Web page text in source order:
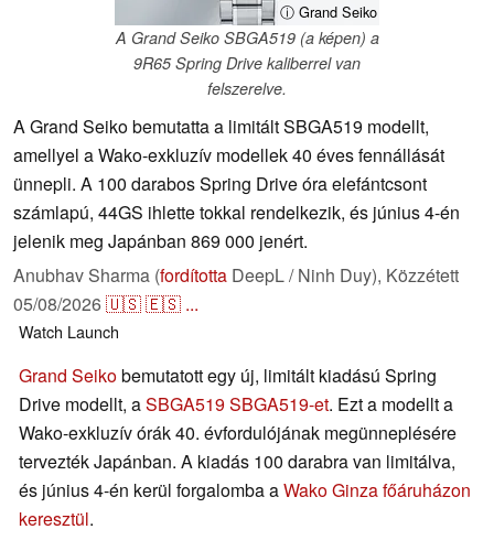
ⓘ Grand Seiko
A Grand Seiko SBGA519 (a képen) a
9R65 Spring Drive kaliberrel van
felszerelve.
A Grand Seiko bemutatta a limitált SBGA519 modellt,
amellyel a Wako-exkluzív modellek 40 éves fennállását
ünnepli. A 100 darabos Spring Drive óra elefántcsont
számlapú, 44GS ihlette tokkal rendelkezik, és június 4-én
jelenik meg Japánban 869 000 jenért.
Anubhav Sharma (fordította DeepL / Ninh Duy), Közzétett
05/08/2026🇺🇸🇪🇸 ...
Watch Launch
Grand Seikobemutatott egy új, limitált kiadású Spring
Drive modellt, aSBGA519 SBGA519-et. Ezt a modellt a
Wako-exkluzív órák 40. évfordulójának megünneplésére
tervezték Japánban. A kiadás 100 darabra van limitálva,
és június 4-én kerül forgalomba aWako Ginza főáruházon
keresztül.